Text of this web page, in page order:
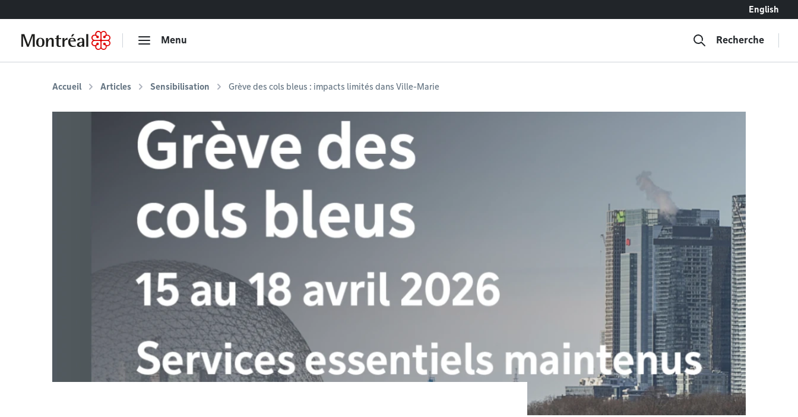
English
Menu Recherche
Accueil Articles Sensibilisation Grève des cols bleus : impacts limités dans Ville-Marie